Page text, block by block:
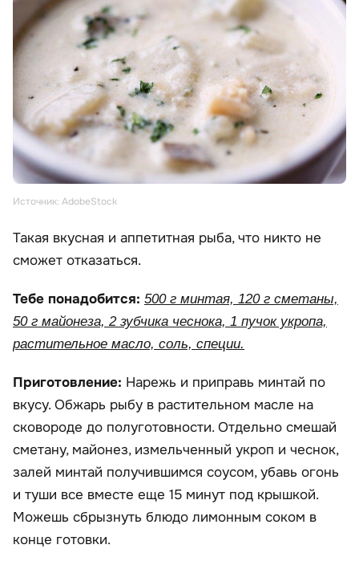
Источник: AdobeStock
Такая вкусная и аппетитная рыба, что никто не
сможет отказаться.
Тебе понадобится: 500 г минтая, 120 г сметаны,
50 г майонеза, 2 зубчика чеснока, 1 пучок укропа,
растительное масло, соль, специи.
Приготовление: Нарежь и приправь минтай по
вкусу. Обжарь рыбу в растительном масле на
сковороде до полуготовности. Отдельно смешай
сметану, майонез, измельченный укроп и чеснок,
залей минтай получившимся соусом, убавь огонь
и туши все вместе еще 15 минут под крышкой.
Можешь сбрызнуть блюдо лимонным соком в
конце готовки.